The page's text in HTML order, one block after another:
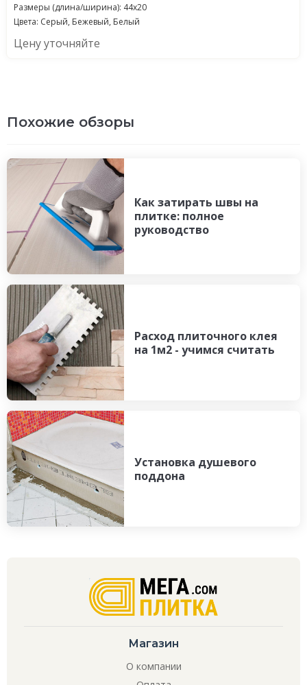
Размеры (длина/ширина): 44x20
Цвета: Серый, Бежевый, Белый
Цену уточняйте
Похожие обзоры
Как затирать швы на
плитке: полное
руководство
Расход плиточного клея
на 1м2 - учимся считать
Установка душевого
поддона
Магазин
О компании